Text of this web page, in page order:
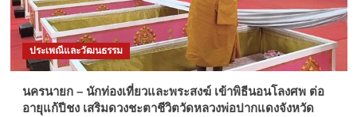
ประเพณีและวัฒนธรรม
นครนายก – นักท่องเที่ยวและพระสงฆ์ เข้าพิธีนอนโลงศพ ต่อ
อายุแก้ปีชง เสริมดวงชะตาชีวิตวัดหลวงพ่อปากแดงจังหวัด